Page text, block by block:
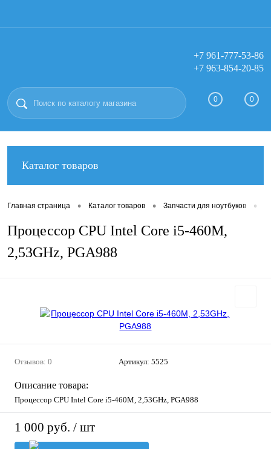
Вход Регистрация
+7 961-777-53-86
+7 963-854-20-85
0 0
Каталог товаров
Главная страница • Каталог товаров • Запчасти для ноутбуков •
Процессор CPU Intel Core i5-460M,
2,53GHz, PGA988
Отзывов: 0 Артикул: 5525
Описание товара:
Процессор CPU Intel Core i5-460M, 2,53GHz, PGA988
1 000 руб. / шт